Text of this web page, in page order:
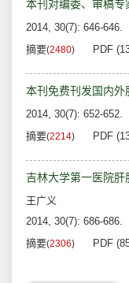
本刊对编委、审稿专
2014, 30(7): 646-646.
摘要(2480) PDF
本刊免费刊发国内
2014, 30(7): 652-652.
摘要(2214) PDF
吉林大学第一医院
王广义
2014, 30(7): 686-686.
摘要(2306) PDF